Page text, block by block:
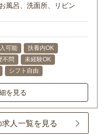
風呂、洗面所、リビン
可能
扶養内OK
不問
未経験OK
シフト自由
を見る
人一覧を見る